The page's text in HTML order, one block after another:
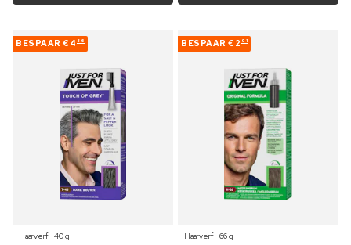
BESPAAR €4 56
Haarverf ⋅ 40 g
BESPAAR €2 91
Haarverf ⋅ 66 g